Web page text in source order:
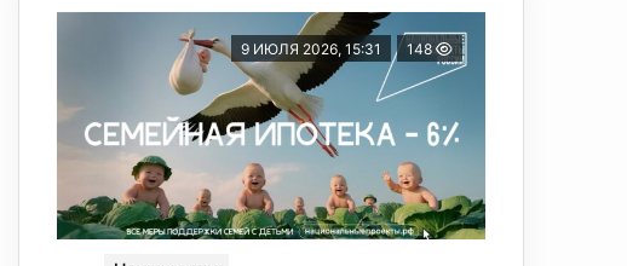
9 ИЮЛЯ 2026, 15:31 148